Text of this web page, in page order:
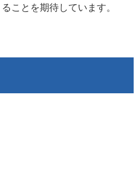
ことを期待しています。